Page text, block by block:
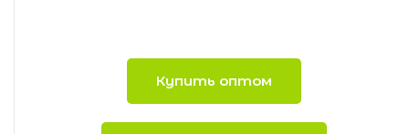
Купить оптом